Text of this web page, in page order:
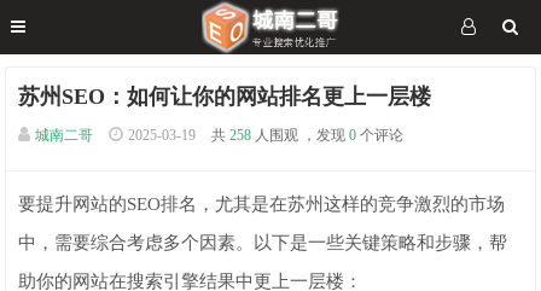
苏州SEO：如何让你的网站排名更上一层楼
城南二哥 2025-03-19 共 258 人围观 ，发现 0 个评论
要提升网站的SEO排名，尤其是在苏州这样的竞争激烈的市场
中，需要综合考虑多个因素。以下是一些关键策略和步骤，帮
助你的网站在搜索引擎结果中更上一层楼：